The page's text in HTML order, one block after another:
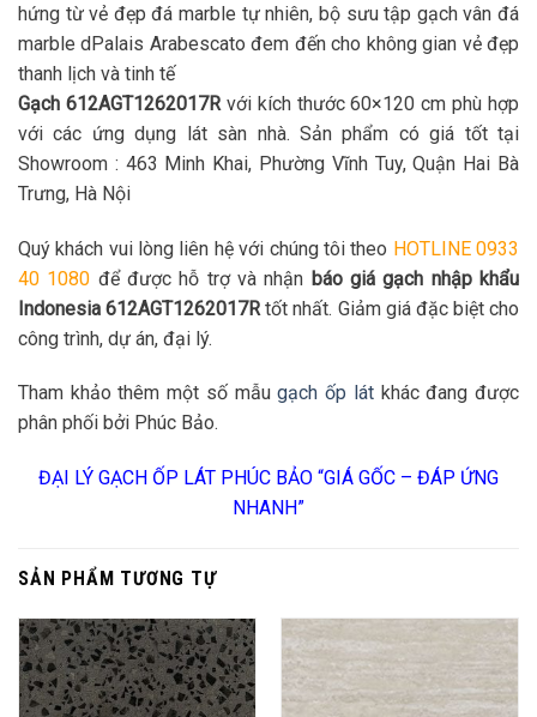
hứng từ vẻ đẹp đá marble tự nhiên, bộ sưu tập gạch vân đá
marble dPalais Arabescato đem đến cho không gian vẻ đẹp
thanh lịch và tinh tế
Gạch 612AGT1262017Rvới kích thước 60×120 cm phù hợp
với các ứng dụng lát sàn nhà. Sản phẩm có giá tốt tại
Showroom : 463 Minh Khai, Phường Vĩnh Tuy, Quận Hai Bà
Trưng, Hà Nội
Quý khách vui lòng liên hệ với chúng tôi theo HOTLINE 0933
40 1080 để được hỗ trợ và nhận báo giá gạch nhập khẩu
Indonesia 612AGT1262017Rtốt nhất. Giảm giá đặc biệt cho
công trình, dự án, đại lý.
Tham khảo thêm một số mẫugạch ốp látkhác đang được
phân phối bởi Phúc Bảo.
ĐẠI LÝ GẠCH ỐP LÁT PHÚC BẢO “GIÁ GỐC – ĐÁP ỨNG
NHANH”
SẢN PHẨM TƯƠNG TỰ